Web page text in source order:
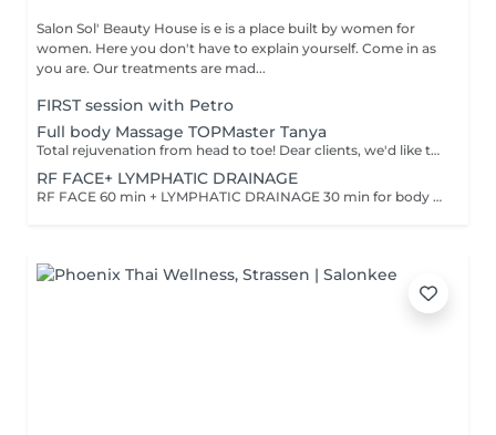
Salon Sol' Beauty House is e is a place built by women for
women. Here you don't have to explain yourself. Come in as
you are. Our treatments are mad...
FIRST session with Petro
Full body Massage TOPMaster Tanya
Total rejuvenation from head to toe! Dear clients, we'd like to draw your attention to the fact that the actual massage time is indicated in parentheses next to the name of the massage. The duration list on the website includes time for room and client preparation. We strive to provide you with the highest quality and comfort. Thank you for your understanding. WHAT IS FULL BODY MASSAGE? It's a comprehensive massage that targets all major muscle groups, relieving stress, tension, and fatigue throughout the entire body. Using a combination of techniques, this treatment boosts circulation, relaxes the nervous system, and restores your natural energy balance. Ideal for those needing a full reset for both body and mind.
RF FACE+ LYMPHATIC DRAINAGE
RF FACE 60 min + LYMPHATIC DRAINAGE 30 min for body Your face lifts. Your body drains. Two systems working together to provide the full experience.